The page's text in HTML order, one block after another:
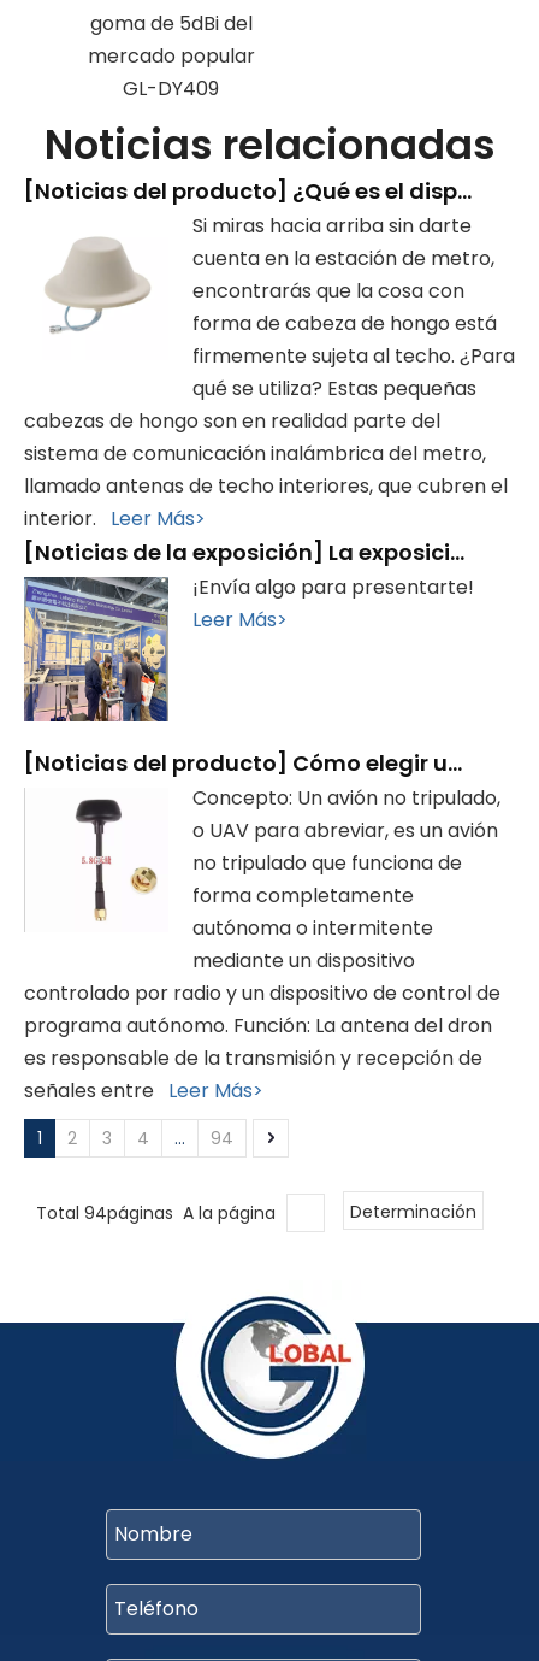
goma de 5dBi del
mercado popular
GL-DY409
Noticias relacionadas
[Noticias del producto] ¿Qué es el dispositivo con forma de 'cabeza de hongo' que hay en la estación de metro?
Si miras hacia arriba sin darte
cuenta en la estación de metro,
encontrarás que la cosa con
forma de cabeza de hongo está
firmemente sujeta al techo. ¿Para
qué se utiliza? Estas pequeñas
cabezas de hongo son en realidad parte del
sistema de comunicación inalámbrica del metro,
llamado antenas de techo interiores, que cubren el
interior. Leer Más>
[Noticias de la exposición] La exposición finalizó con éxito, ¡gracias por su visita!
¡Envía algo para presentarte!
Leer Más>
[Noticias del producto] Cómo elegir una antena para drones
Concepto: Un avión no tripulado,
o UAV para abreviar, es un avión
no tripulado que funciona de
forma completamente
autónoma o intermitente
mediante un dispositivo
controlado por radio y un dispositivo de control de
programa autónomo. Función: La antena del dron
es responsable de la transmisión y recepción de
señales entre Leer Más>
1 2 3 4 ... 94
Total 94páginas A la página Determinación